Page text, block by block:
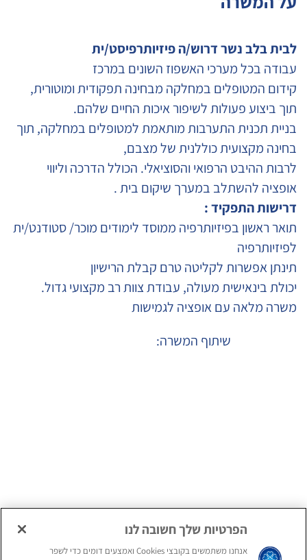
לבית בלב נשר דרוש/ה פיזיותרפיסט/ית
עבודה בכל מערכי האשפוז השונים במרכז
קידום המטופלים במחלקה מבחינה תפקודית ומוטורית,
תוך ביצוע פעולות לשיפור איכות החיים שלהם.
בניית תכנית התערבות מותאמת למטופלים במחלקה, תוך
בחינה מקצועית כוללנית של מצבם,
לרבות ההיבט הרפואי והסוציאלי. הכולל הדרכה וליווי
אופציה להשתלב במערך שיקום בית .
דרישות התפקיד :
תואר ראשון בפיזיותרפיה ממוסד לימודים מוכר/ סטודנט/ית
לפיזיותרפיה
תינתן אפשרות לקליטה טרם קבלת הרישיון
יכולת בינאישית מעולה, עבודת צוות רב מקצועי גדול.
משרה מלאה עם אופציה לגמישות
שיתוף המשרה:
הפרטיות שלך חשובה לנו
אנחנו משתמשים בקובצי Cookies ואמצעים דומים כדי לשפר